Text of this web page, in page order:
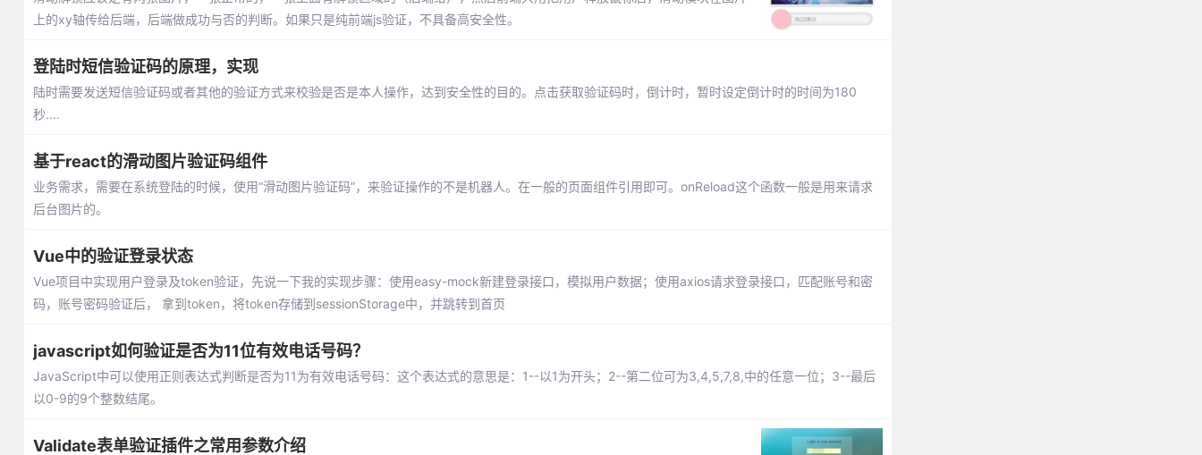
上的xy轴传给后端，后端做成功与否的判断。如果只是纯前端js验证，不具备高安全性。
登陆时短信验证码的原理，实现
陆时需要发送短信验证码或者其他的验证方式来校验是否是本人操作，达到安全性的目的。点击获取验证码时，倒计时，暂时设定倒计时的时间为180
秒....
基于react的滑动图片验证码组件
业务需求，需要在系统登陆的时候，使用“滑动图片验证码”，来验证操作的不是机器人。在一般的页面组件引用即可。onReload这个函数一般是用来请求
后台图片的。
Vue中的验证登录状态
Vue项目中实现用户登录及token验证，先说一下我的实现步骤：使用easy-mock新建登录接口，模拟用户数据；使用axios请求登录接口，匹配账号和密
码，账号密码验证后， 拿到token，将token存储到sessionStorage中，并跳转到首页
javascript如何验证是否为11位有效电话号码？
JavaScript中可以使用正则表达式判断是否为11为有效电话号码：这个表达式的意思是：1--以1为开头；2--第二位可为3,4,5,7,8,中的任意一位；3--最后
以0-9的9个整数结尾。
Validate表单验证插件之常用参数介绍